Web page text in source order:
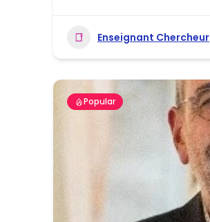
Enseignant Chercheur
Popular